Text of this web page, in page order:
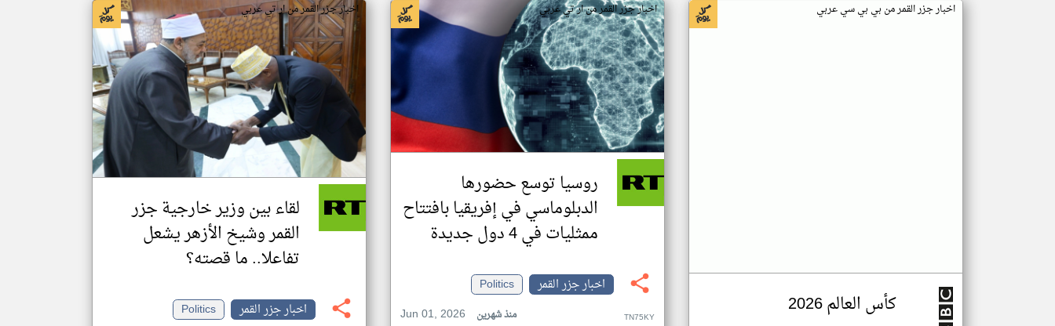
اخبار جزر القمر من بي بي سي عربي
كأس العالم 2026
اخبار جزر القمر من ار تي عربي
روسيا توسع حضورها
الدبلوماسي في إفريقيا بافتتاح
ممثليات في 4 دول جديدة
اخبار جزر القمر
Politics
Jun 01, 2026
منذ شهرين TN75KY
اخبار جزر القمر من ار تي عربي
لقاء بين وزير خارجية جزر
القمر وشيخ الأزهر يشعل
تفاعلا.. ما قصته؟
اخبار جزر القمر
Politics